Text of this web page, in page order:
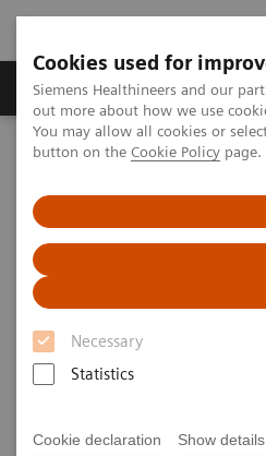
Cookies used for
Siemens Healthineers and our
out more about how we use
You may allow all cookies or
button on the Cookie Policy page.
Necessary
Statistics
Cookie declaration Show details
Produits & services
Accueil Actualités et événements
Inscription à la
Se tenir informé des
Inscrivez-vous à la
Healthineers pour vous